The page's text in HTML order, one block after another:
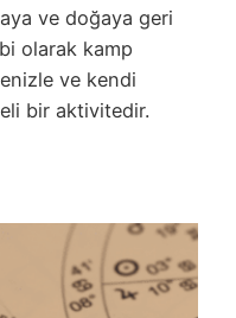
ve doğaya geri
olarak kamp
ve kendi
bir aktivitedir.